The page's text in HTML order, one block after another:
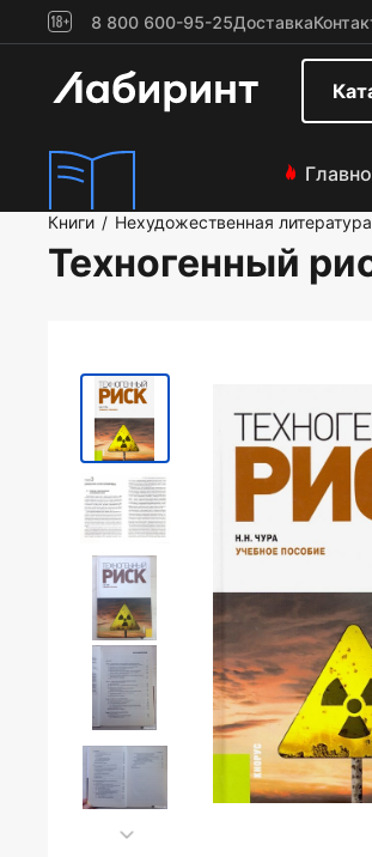
8 800 600-95-25Доставка
Книги / Нехудожественная литература
Техногенный